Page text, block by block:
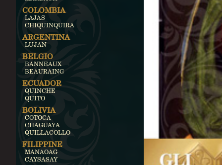
COLOMBIA
LAJAS
CHIQUINQUIRA
ARGENTINA
LUJAN
BELGIO
BANNEAUX
BEAURAING
ECUADOR
QUINCHE
QUITO
BOLIVIA
COTOCA
CHAGUAYA
QUILLACOLLO
FILIPPINE
MANAOAG
CAYSASAY